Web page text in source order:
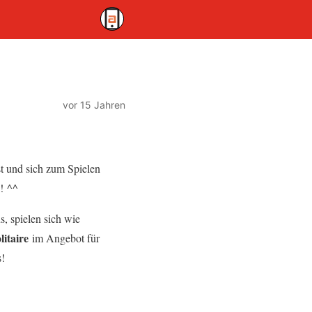
vor 15 Jahren
und sich zum Spielen
^^
spielen sich wie
im Angebot für